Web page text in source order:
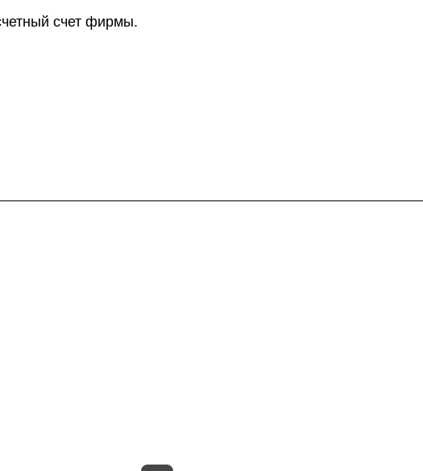
счет фирмы.